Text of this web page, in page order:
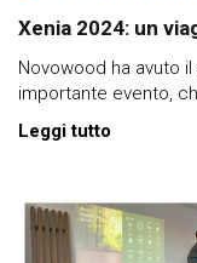
Xenia 2024: un
Novowood ha avuto
importante evento,
Leggi tutto